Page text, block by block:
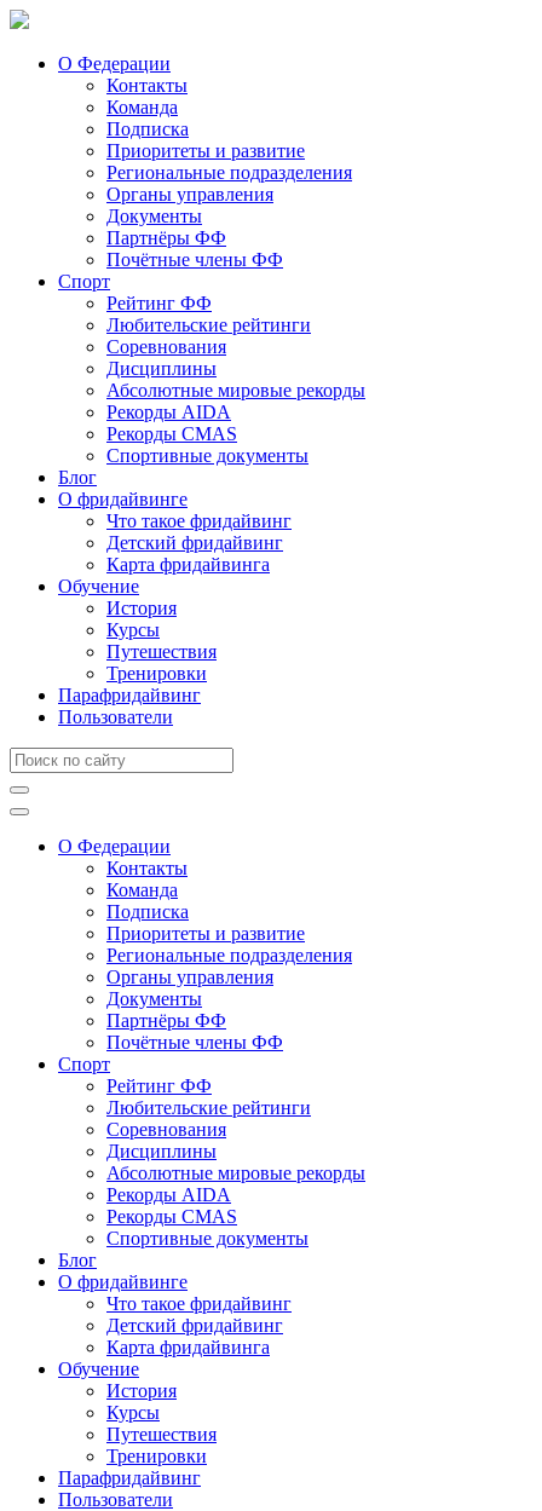
О Федерации
Контакты
Команда
Подписка
Приоритеты и развитие
Региональные подразделения
Органы управления
Документы
Партнёры ФФ
Почётные члены ФФ
Спорт
Рейтинг ФФ
Любительские рейтинги
Соревнования
Дисциплины
Абсолютные мировые рекорды
Рекорды AIDA
Рекорды CMAS
Спортивные документы
Блог
О фридайвинге
Что такое фридайвинг
Детский фридайвинг
Карта фридайвинга
Обучение
История
Курсы
Путешествия
Тренировки
Парафридайвинг
Пользователи
О Федерации
Контакты
Команда
Подписка
Приоритеты и развитие
Региональные подразделения
Органы управления
Документы
Партнёры ФФ
Почётные члены ФФ
Спорт
Рейтинг ФФ
Любительские рейтинги
Соревнования
Дисциплины
Абсолютные мировые рекорды
Рекорды AIDA
Рекорды CMAS
Спортивные документы
Блог
О фридайвинге
Что такое фридайвинг
Детский фридайвинг
Карта фридайвинга
Обучение
История
Курсы
Путешествия
Тренировки
Парафридайвинг
Пользователи